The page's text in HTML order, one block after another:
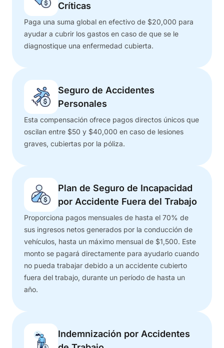
Críticas
Paga una suma global en efectivo de $20,000 para
ayudar a cubrir los gastos en caso de que se le
diagnostique una enfermedad cubierta.
Seguro de Accidentes
Personales
Esta compensación ofrece pagos directos únicos que
oscilan entre $50 y $40,000 en caso de lesiones
graves, cubiertas por la póliza.
Plan de Seguro de Incapacidad
por Accidente Fuera del Trabajo
Proporciona pagos mensuales de hasta el 70% de
sus ingresos netos generados por la conducción de
vehículos, hasta un máximo mensual de $1,500. Este
monto se pagará directamente para ayudarlo cuando
no pueda trabajar debido a un accidente cubierto
fuera del trabajo, durante un período de hasta un
año.
Indemnización por Accidentes